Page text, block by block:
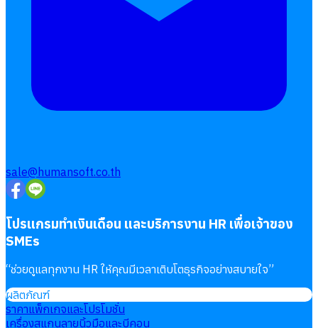
sale@humansoft.co.th
โปรแกรมทำเงินเดือน และบริการงาน HR เพื่อเจ้าของ
SMEs
“ช่วยดูแลทุกงาน HR ให้คุณมีเวลาเติบโตธุรกิจอย่างสบายใจ”
ผลิตภัณฑ์
ราคาแพ็กเกจและโปรโมชั่น
เครื่องสแกนลายนิ้วมือและบีคอน